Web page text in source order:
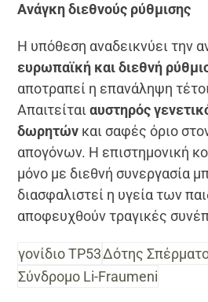
Ανάγκη διεθνούς ρύθμισης
Η υπόθεση αναδεικνύει την
ευρωπαϊκή και διεθνή
αποτραπεί η επανάληψη
Απαιτείταιαυστηρός
δωρητών και σαφές όριο
απογόνων. Η επιστημονική
μόνο με διεθνή συνεργασία
διασφαλιστεί η υγεία των
αποφευχθούν τραγικές
γονίδιο TP53Δότης
Σύνδρομο Li-Fraumeni